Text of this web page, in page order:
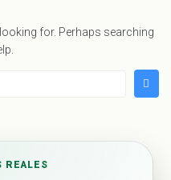
for. Perhaps searching
REALES